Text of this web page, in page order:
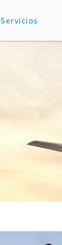
Servicios